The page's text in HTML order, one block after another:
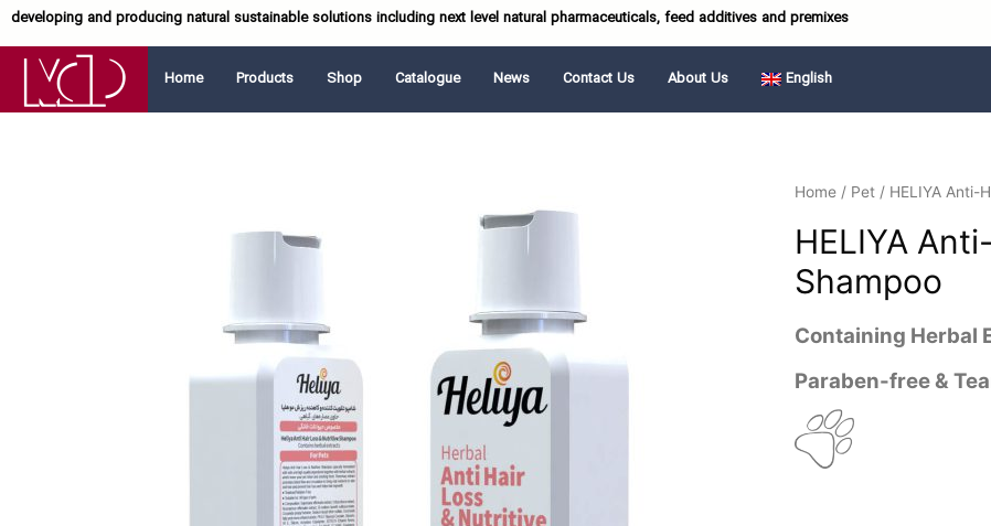
developing and producing natural sustainable solutions including next level natural pharmaceuticals, feed additives and premixes
Home Products Shop Catalogue News Contact Us About Us English
Home / Pet / HELIYA Anti-
HELIYA
Shampoo
Containing Herbal
Paraben-free &